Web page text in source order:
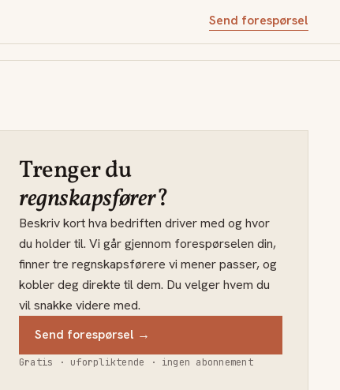
Send forespørsel
Trenger du
regnskapsfører?
Beskriv kort hva bedriften driver med og hvor
du holder til. Vi går gjennom forespørselen din,
finner tre regnskapsførere vi mener passer, og
kobler deg direkte til dem. Du velger hvem du
vil snakke videre med.
Send forespørsel →
Gratis · uforpliktende · ingen abonnement